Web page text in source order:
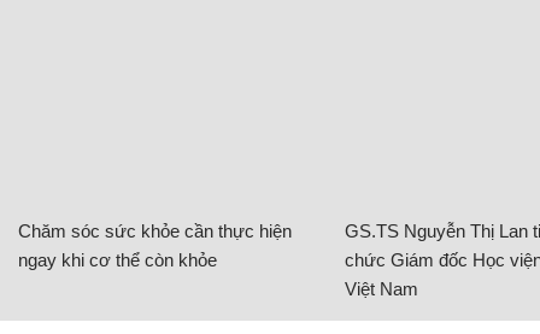
Chăm sóc sức khỏe cần thực hiện
ngay khi cơ thể còn khỏe
GS.TS Nguyễn Thị Lan
chức Giám đốc Học
Việt Nam